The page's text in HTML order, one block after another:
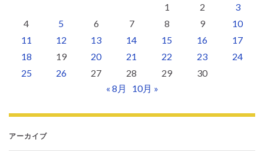
1
2
3
4
5 6 7 8 9
10
11
12 13 14 15 16
17
18
19 20 21 22 23
24
25
26 27 28 29
30
« 8月
10月 »
アーカイブ